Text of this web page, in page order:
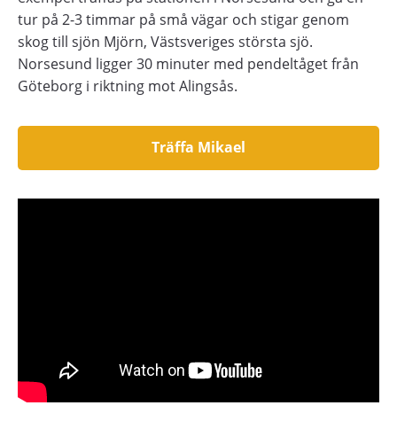
tur på 2-3 timmar på små vägar och stigar genom
skog till sjön Mjörn, Västsveriges största sjö.
Norsesund ligger 30 minuter med pendeltåget från
Göteborg i riktning mot Alingsås.
Träffa Mikael